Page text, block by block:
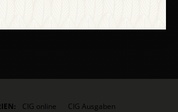
CIG online CIG Ausgaben